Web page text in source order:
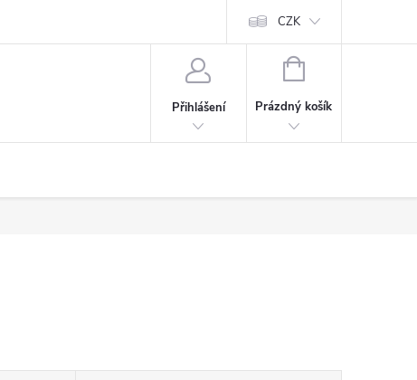
CZK
Přihlášení
NÁKUPNÍ
Prázdný košík